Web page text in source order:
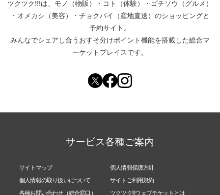
ツクツク!!!は、 モノ（物販） ・ コト（体験） ・ ゴチソウ（グルメ）
・ オメカシ（美容） ・ チョクバイ（産地直送） のショッピングと
予約サイト。
みんなでシェアし合う おすそ分けポイント機能を搭載した総合マ
ーケットプレイスです。
サービス各種ご案内
サイトマップ
個人情報保護方針
個人情報の取り扱いについて
サイトご利用規約
各種お問い合わせ（総合窓口）
ツクツク!!!ウェブチケットとは